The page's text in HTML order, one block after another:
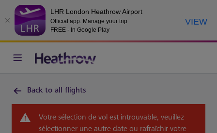
LHR London Heathrow Airport
Official app: Manage your trip
FREE - In Google Play
VIEW
Back to all flights
Votre sélection de vol est introuvable, veuillez
sélectionner une autre date ou rafraîchir votre